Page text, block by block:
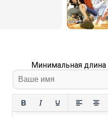
Минимальная